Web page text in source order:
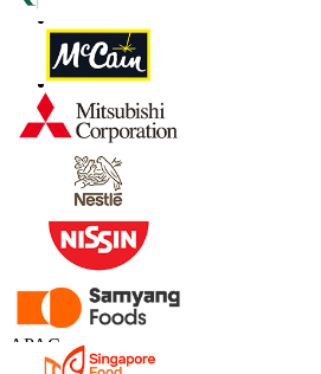
Contate-nos
+1 833 909 2966 ( chamada gratuita )
UK+44 808 502 0280 (chamada gratuita )
APAC
+91 744 740 1245